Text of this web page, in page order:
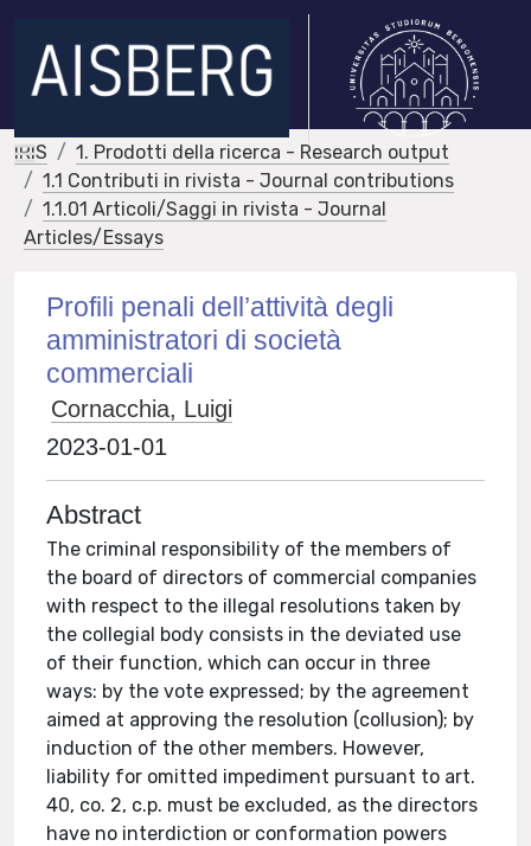
IRIS
1. Prodotti della ricerca - Research output
1.1 Contributi in rivista - Journal contributions
1.1.01 Articoli/Saggi in rivista - Journal
Articles/Essays
Profili penali dell’attività degli
amministratori di società
commerciali
Cornacchia, Luigi
2023-01-01
Abstract
The criminal responsibility of the members of
the board of directors of commercial companies
with respect to the illegal resolutions taken by
the collegial body consists in the deviated use
of their function, which can occur in three
ways: by the vote expressed; by the agreement
aimed at approving the resolution (collusion); by
induction of the other members. However,
liability for omitted impediment pursuant to art.
40, co. 2, c.p. must be excluded, as the directors
have no interdiction or conformation powers